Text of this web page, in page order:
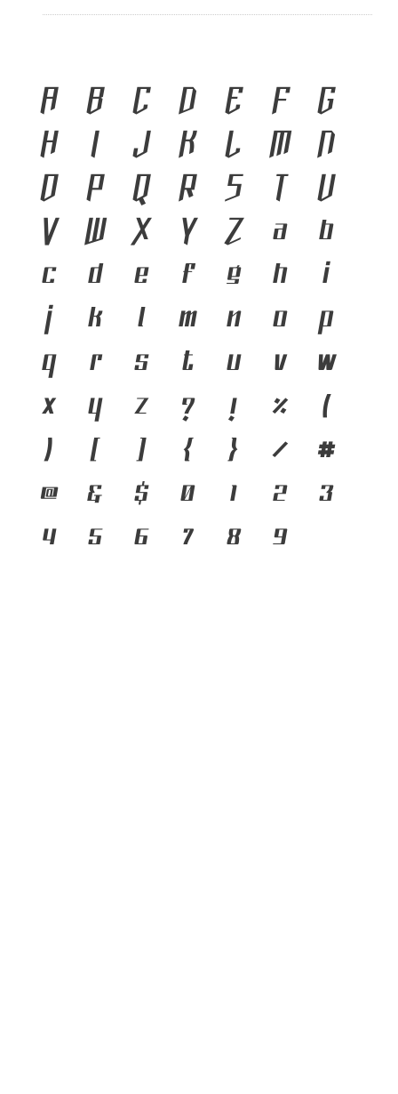
A B C D E F G
H I J K L M N
O P Q R S T U
V W X Y Z a b
c d e f g h i
j k l m n o p
q r s t u v w
x y z ? ! % (
) [ ] { } / #
@ & $ 0 1 2 3
4 5 6 7 8 9